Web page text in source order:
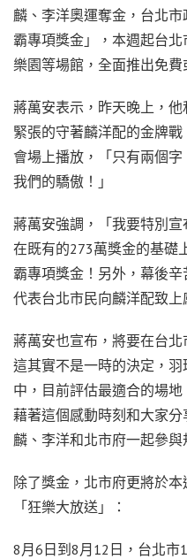
麟、李洋奧運奪金，台北
霸專項獎金」，本週起台
樂園等場館，全面推出免
蔣萬安表示，昨天晚上，
緊張的守著麟洋配的金牌
會場上播放，「只有兩個
我們的驕傲！」
蔣萬安強調，「我要特別
在既有的273萬獎金的基礎
霸專項獎金！另外，幕後
代表台北市民向麟洋配致上
蔣萬安也宣布，將要在台北
這其實不是一時的決定，
中，目前評估最適合的場
藉著這個感動時刻和大家
麟、李洋和北市府一起參與
除了獎金，北市府更將於
「狂樂大放送」：
8月6日到8月12日，台北市